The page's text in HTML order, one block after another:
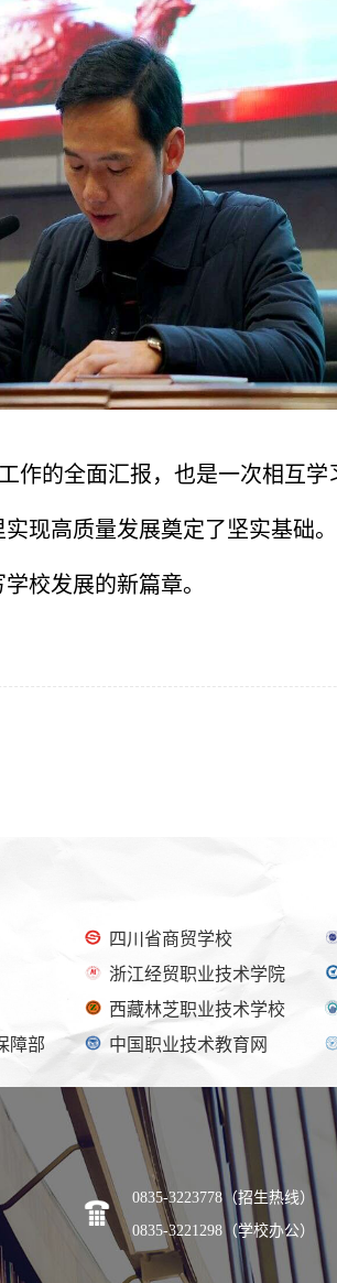
作的全面汇报，也是一次相互
现高质量发展奠定了坚实基础
校发展的新篇章。
障部
四川省商贸学校
浙江经贸职业技术学院
西藏林芝职业技术学校
中国职业技术教育网
0835-3223778（招生热线）
0835-3221298（学校办公）